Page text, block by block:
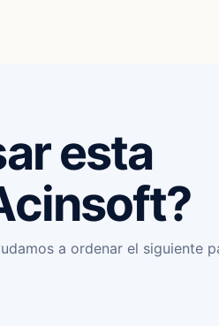
esta
a ordenar el siguiente